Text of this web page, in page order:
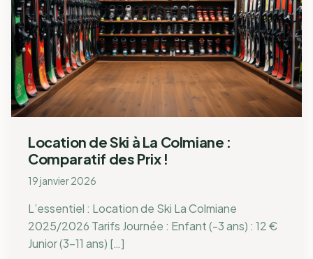
Location de Ski à La Colmiane :
Comparatif des Prix !
19 janvier 2026
L’essentiel : Location de Ski La Colmiane
2025/2026 Tarifs Journée : Enfant (-3 ans) : 12 €
Junior (3-11 ans) […]